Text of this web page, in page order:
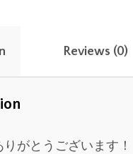
Reviews (0)
がとうございます！